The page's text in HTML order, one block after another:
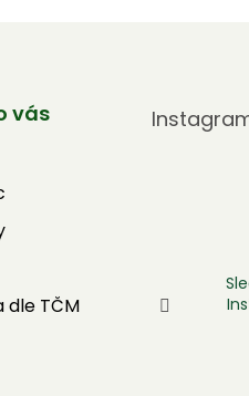
vás
dle TČM